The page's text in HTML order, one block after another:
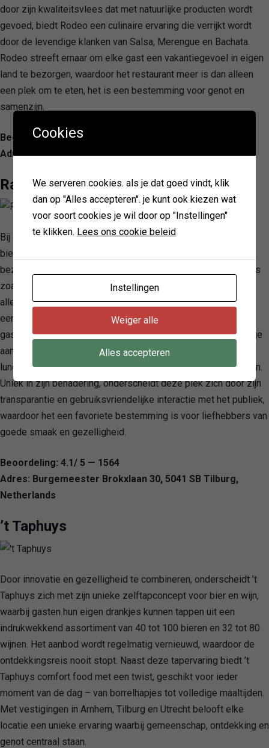
door zijn kwaliteitsvlees dat met natuurlijke producten wordt
gevoed, biedt Rodeo een culinaire ervaring die verrijkt wordt
door de levendige klanken van Salsa, Merengue en Bachata.
Rodeo streeft ernaar om elke gast een vakantiegevoel in eigen
land te bezorgen, waardoor het restaurant meer is dan alleen
een plek om te eten, het is een bestemming voor genot en
samenzijn.
Beoordeling: 4.5/ 5 — 1845
Adres: Heuvelring 120, 5038 CL Tilburg, Netherlands
Raw
Bij dit gastvrije etablissement wordt de nadruk gelegd op het
bieden van een uitzonderlijke culinaire ervaring, waarbij
bezoekers worden uitgenodigd om via social media platforms
zoals Facebook en Instagram een diepere duik te nemen in
alles wat de zaak te bieden heeft. Reserveringen kunnen
eenvoudig met een klik worden gemaakt, terwijl potentiële
gasten worden verleid met een voorproefje van het veelzijdige
aanbod door middel van de online beschikbare menu’s voor
lunch, diner, borrel, en een indrukwekkende selectie van bieren.
Uniek in zijn benadering, onderscheidt deze plek zich door zijn
transparantie en gebruiksvriendelijke interactie met het publiek,
waardoor het een favoriete bestemming is voor liefhebbers van
goede smaak en gezelligheid.
Beoordeling: 4.1/ 5 — 1564
Adres: Burgemeester Brokxlaan 30, 5041 SB Tilburg,
Netherlands
’t Taphuys
Door innovatie en gezelligheid te combineren, onderscheidt ’t
Taphuys zich met zijn unieke zelftapconcept voor bier en wijn,
waarbij gasten hun eigen drankjes kunnen tappen uit een
indrukwekkend assortiment van 40 tot 100 bieren en 32 tot 80
wijnen. Het aanbod wordt regelmatig vernieuwd, waardoor de
ontdekkingsreis nooit stopt. Naast deze tapervaring biedt ’t
Taphuys comfort food met een twist, geschikt voor ieder
moment van de dag – van borrelhapjes tot volledige maaltijden.
Met vestigingen in Arnhem, Tilburg en Utrecht belooft elke
locatie een unieke ervaring waarbij gemeenschap, ontdekking en
genot centraal staan.
Cookies
We serveren cookies. als je dat goed vindt, klik
dan op "Alles accepteren". je kunt ook kiezen wat
voor soort cookies je wil door op "Instellingen"
te klikken. Lees ons cookie beleid
Instellingen
Weiger alle
Alles accepteren